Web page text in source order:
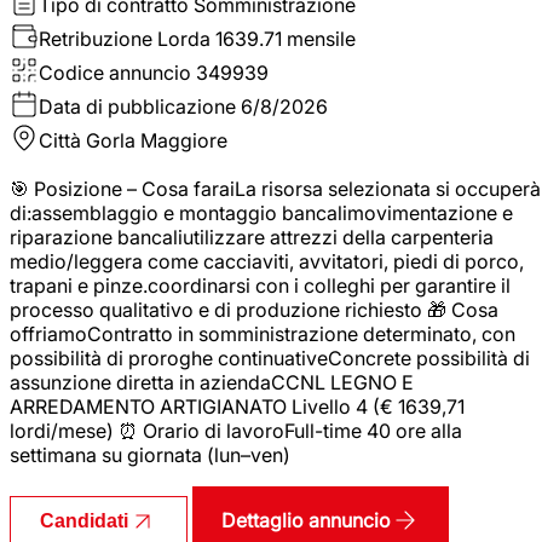
Retribuzione Lorda 1639.71 mensile
Codice annuncio 349939
Data di pubblicazione 6/8/2026
Città Gorla Maggiore
🎯 Posizione – Cosa faraiLa risorsa selezionata si occuperà
di:assemblaggio e montaggio bancalimovimentazione e
riparazione bancaliutilizzare attrezzi della carpenteria
medio/leggera come cacciaviti, avvitatori, piedi di porco,
trapani e pinze.coordinarsi con i colleghi per garantire il
processo qualitativo e di produzione richiesto 🎁 Cosa
offriamoContratto in somministrazione determinato, con
possibilità di proroghe continuativeConcrete possibilità di
assunzione diretta in aziendaCCNL LEGNO E
ARREDAMENTO ARTIGIANATO Livello 4 (€ 1639,71
lordi/mese) ⏰ Orario di lavoroFull-time 40 ore alla
settimana su giornata (lun–ven)
Candidati Dettaglio annuncio